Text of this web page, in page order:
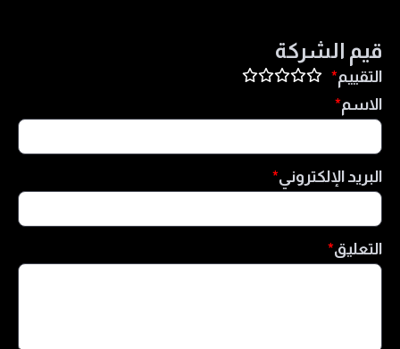
قيم الشركة
التقييم
الاسم
البريد الإلكتروني
التعليق